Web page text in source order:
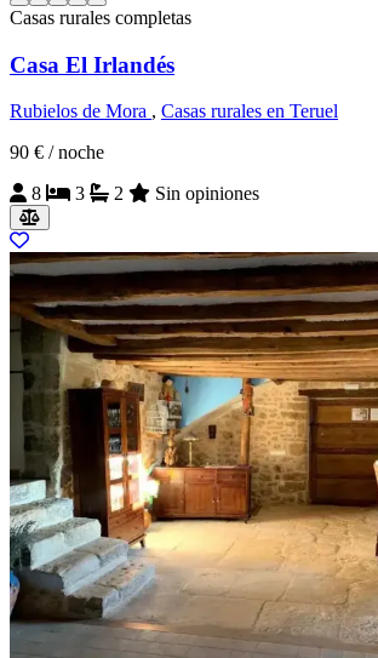
Casas rurales completas
Casa El Irlandés
Rubielos de Mora , Casas rurales en Teruel
90 € / noche
8
3 2 Sin opiniones